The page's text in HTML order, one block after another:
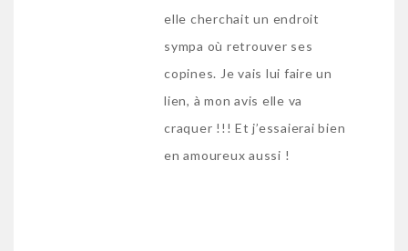
elle cherchait un endroit
sympa où retrouver ses
copines. Je vais lui faire un
lien, à mon avis elle va
craquer !!! Et j’essaierai bien
en amoureux aussi !